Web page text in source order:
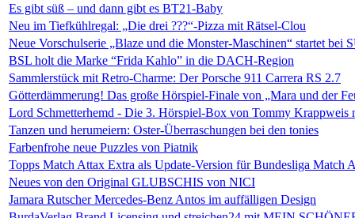
Es gibt süß – und dann gibt es BT21-Baby
Neu im Tiefkühlregal: „Die drei ???“-Pizza mit Rätsel-Clou
Neue Vorschulserie „Blaze und die Monster-Maschinen“ startet bei
BSL holt die Marke “Frida Kahlo” in die DACH-Region
Sammlerstück mit Retro-Charme: Der Porsche 911 Carrera RS 2.7
Götterdämmerung! Das große Hörspiel-Finale von „Mara und der
Lord Schmetterhemd - Die 3. Hörspiel-Box von Tommy Krappweis
Tanzen und herumeiern: Oster-Überraschungen bei den tonies
Farbenfrohe neue Puzzles von Piatnik
Topps Match Attax Extra als Update-Version für Bundesliga Match
Neues von den Original GLUBSCHIS von NICI
Jamara Rutscher Mercedes-Benz Antos im auffälligen Design